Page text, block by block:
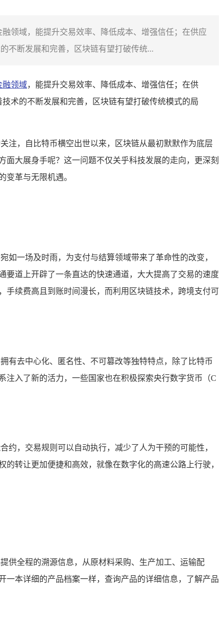
领域，能提升交易效率、降低成本、增强信任；在供应
不断发展和完善，区块链有望打破传统...
融领域，能提升交易效率、降低成本、增强信任；在供
术的不断发展和完善，区块链有望打破传统模式的局
注，自比特币横空出世以来，区块链从最初默默作为底层
大展身手呢？这一问题不仅关乎科技发展的走向，更深刻
变革与无限机遇。
一场及时雨，为支付与结算领域带来了革命性的改变，
要道上开辟了一条直达的快速通道，大大提高了交易的速度
手续费高且到账时间漫长，而利用区块链技术，跨境支付可
有去中心化、匿名性、不可篡改等独特特点，除了比特币
入了新的活力，一些国家也在积极探索央行数字货币（C
，交易规则可以自动执行，减少了人为干预的可能性，
转让更加便捷和高效，就像在数字化的高速公路上行驶，
供全程的溯源信息，从原材料采购、生产加工、运输配
本详细的产品档案一样，查询产品的详细信息，了解产品